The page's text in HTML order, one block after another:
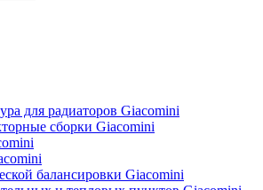
для радиаторов Giacomini
сборки Giacomini
балансировки Giacomini